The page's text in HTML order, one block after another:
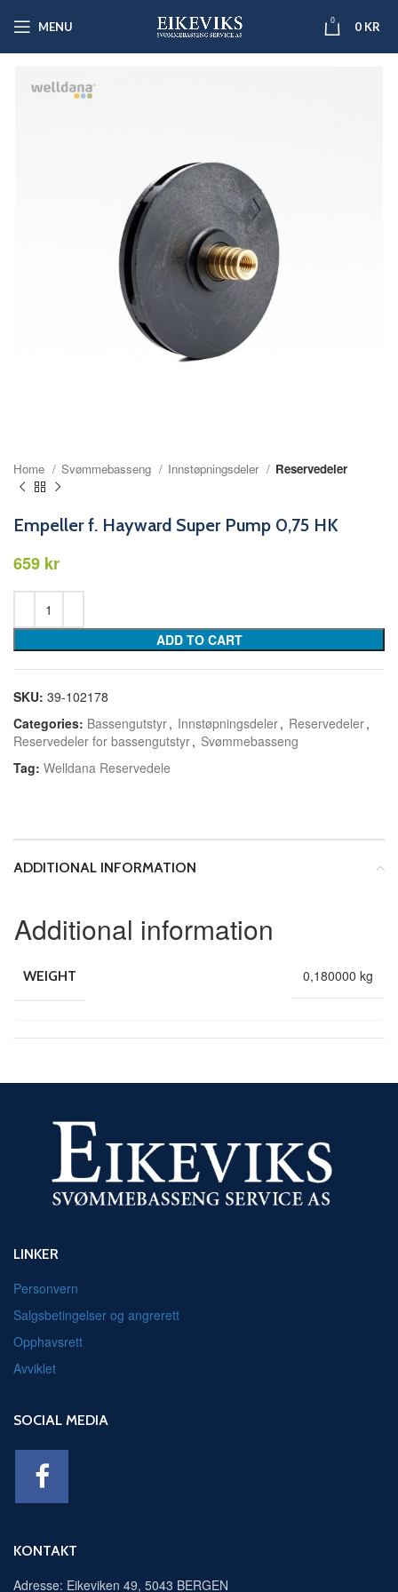
MENU 0 0 KR
Home Svømmebasseng Innstøpningsdeler Reservedeler
Empeller f. Hayward Super Pump 0,75 HK
kr
ADD TO CART
SKU: 39-102178
Categories: Bassengutstyr, Innstøpningsdeler, Reservedeler,
Reservedeler for bassengutstyr, Svømmebasseng
Tag: Welldana Reservedele
ADDITIONAL INFORMATION
Additional information
WEIGHT 0,180000 kg
LINKER
Personvern
Salgsbetingelser og angrerett
Opphavsrett
Avviklet
SOCIAL MEDIA
KONTAKT
Adresse: Eikeviken 49, 5043 BERGEN